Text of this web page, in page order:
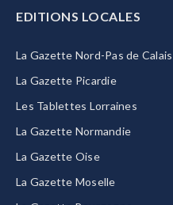
EDITIONS LOCALES
La Gazette Nord-Pas de Calais
La Gazette Picardie
Les Tablettes Lorraines
La Gazette Normandie
La Gazette Oise
La Gazette Moselle